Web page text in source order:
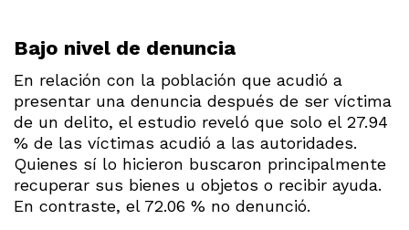
Bajo nivel de denuncia
En relación con la población que acudió a
presentar una denuncia después de ser víctima
de un delito, el estudio reveló que solo el 27.94
% de las víctimas acudió a las autoridades.
Quienes sí lo hicieron buscaron principalmente
recuperar sus bienes u objetos o recibir ayuda.
En contraste, el 72.06 % no denunció.